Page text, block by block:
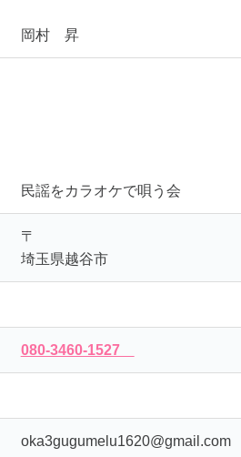
岡村 昇
民謡をカラオケで唄う会
〒
埼玉県越谷市
080-3460-1527
oka3gugumelu1620@gmail.com